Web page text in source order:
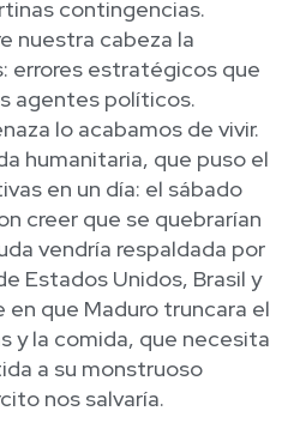
contingencias.
nuestra cabeza la
errores estratégicos que
agentes políticos.
lo acabamos de vivir.
humanitaria, que puso el
en un día: el sábado
creer que se quebrarían
vendría respaldada por
Estados Unidos, Brasil y
que Maduro truncara el
y la comida, que necesita
a su monstruoso
nos salvaría.